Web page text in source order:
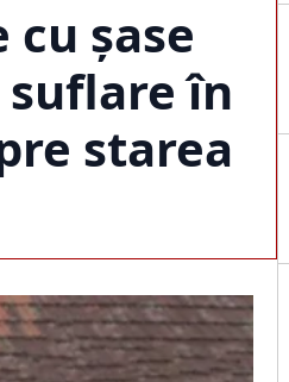
șase
în
starea